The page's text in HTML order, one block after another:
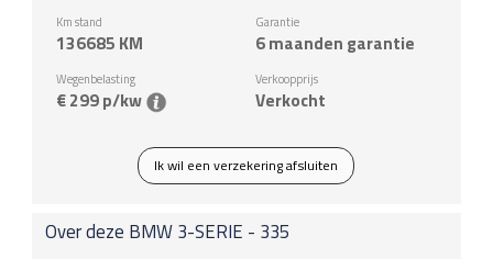
Km stand
136685 KM
Garantie
6 maanden garantie
Wegenbelasting
€ 299 p/kw
Verkoopprijs
Verkocht
Ik wil een verzekering afsluiten
Over deze BMW3-SERIE - 335